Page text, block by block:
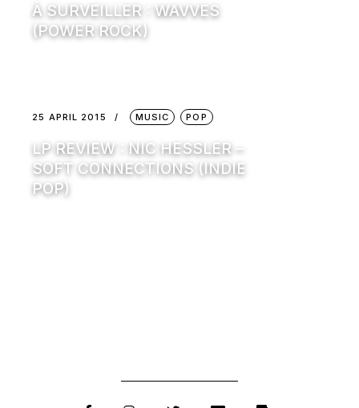
À SURVEILLER : WAVVES
(POWER ROCK)
25 APRIL 2015 MUSIC POP
LP REVIEW : NIC HESSLER –
SOFT CONNECTIONS (INDIE
POP)